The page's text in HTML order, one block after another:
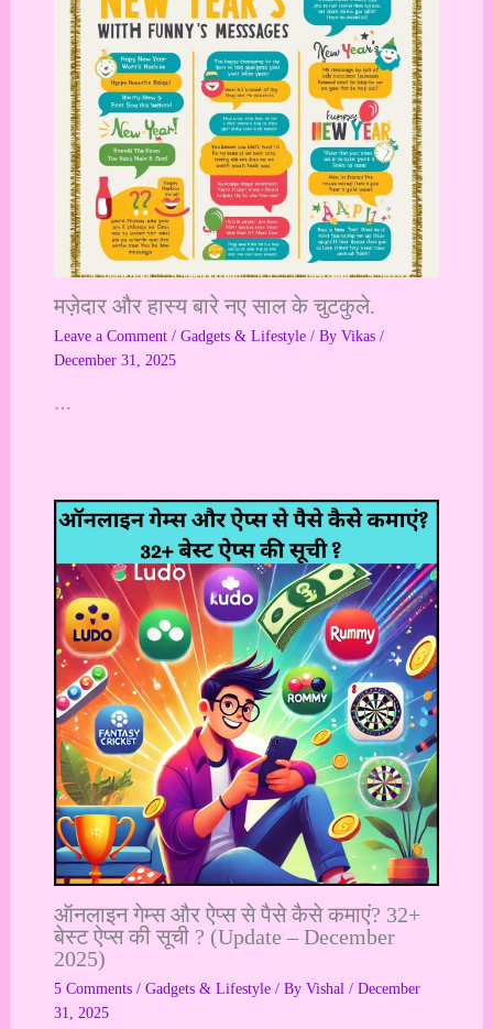
मज़ेदार और हास्य बारे नए साल के चुटकुले.
Leave a Comment / Gadgets & Lifestyle/ By Vikas /
December 31, 2025
…
ऑनलाइन गेम्स और ऐप्स से पैसे कैसे कमाएं? 32+
बेस्ट ऐप्स की सूची ? (Update – December
2025)
5 Comments / Gadgets & Lifestyle/ By Vishal / December
31, 2025